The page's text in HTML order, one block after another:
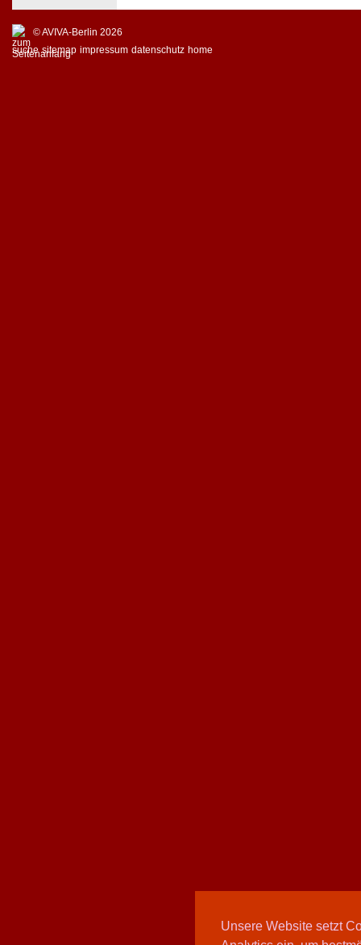
Unsere Website setzt
© AVIVA-Berlin 2026
suche sitemap impressum datenschutz home